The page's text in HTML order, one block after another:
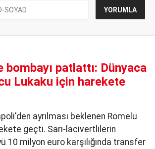
bombayı patlattı: Dünyaca
Lukaku için harekete
ayrılması beklenen Romelu
geçti. Sarı-lacivertlilerin
10 milyon euro karşılığında transfer